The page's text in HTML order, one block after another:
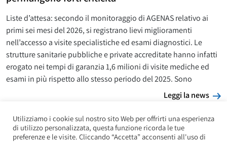
Liste d’attesa: secondo il monitoraggio di AGENAS relativo ai
primi sei mesi del 2026, si registrano lievi miglioramenti
nell’accesso a visite specialistiche ed esami diagnostici. Le
strutture sanitarie pubbliche e private accreditate hanno infatti
erogato nei tempi di garanzia 1,6 milioni di visite mediche ed
esami in più rispetto allo stesso periodo del 2025. Sono
Leggi la news
Utilizziamo i cookie sul nostro sito Web per offrirti una esperienza
di utilizzo personalizzata, questa funzione ricorda le tue
preferenze e le visite. Cliccando “Accetta” acconsenti all'uso di